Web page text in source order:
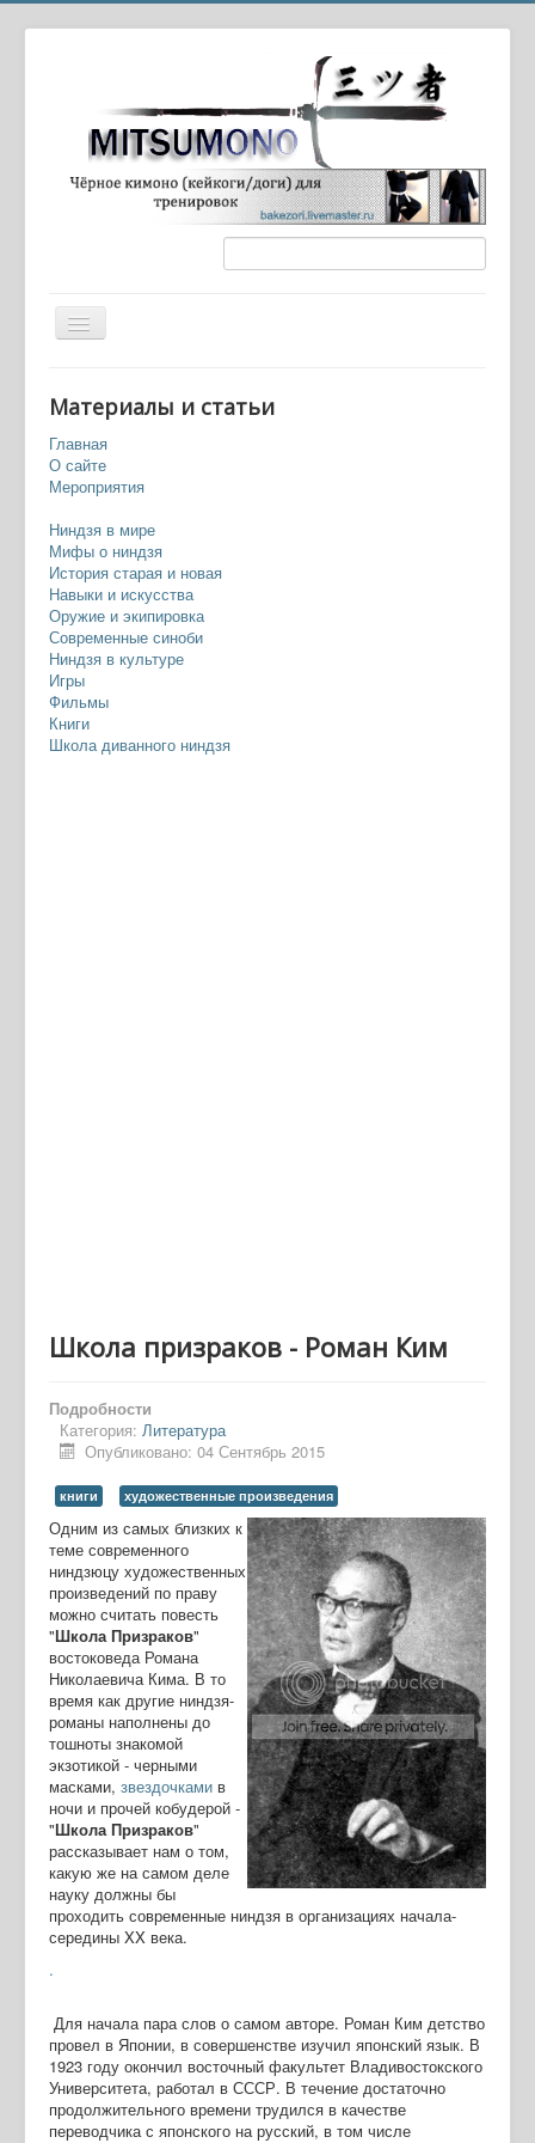
Вы здесь:
Школа призраков - Роман Ким
Материалы и статьи
Главная
О сайте
Мероприятия
Ниндзя в мире
Мифы о ниндзя
История старая и новая
Навыки и искусства
Оружие и экипировка
Современные синоби
Ниндзя в культуре
Игры
Фильмы
Книги
Школа диванного ниндзя
Школа призраков - Роман Ким
Подробности
Категория: Литература
Опубликовано: 04 Сентябрь 2015
книги художественные произведения
Одним из самых близких к
теме современного
ниндзюцу художественных
произведений по праву
можно считать повесть
"Школа Призраков"
востоковеда Романа
Николаевича Кима. В то
время как другие ниндзя-
романы наполнены до
тошноты знакомой
экзотикой - черными
масками, звездочками в
ночи и прочей кобудерой -
"Школа Призраков"
рассказывает нам о том,
какую же на самом деле
науку должны бы
проходить современные ниндзя в организациях начала-
середины XX века.
.
Для начала пара слов о самом авторе. Роман Ким детство
провел в Японии, в совершенстве изучил японский язык. В
1923 году окончил восточный факультет Владивостокского
Университета, работал в СССР. В течение достаточно
продолжительного времени трудился в качестве
переводчика с японского на русский, в том числе